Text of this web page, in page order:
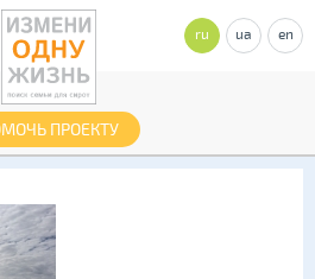
ПРОЕКТУ
ru ua en